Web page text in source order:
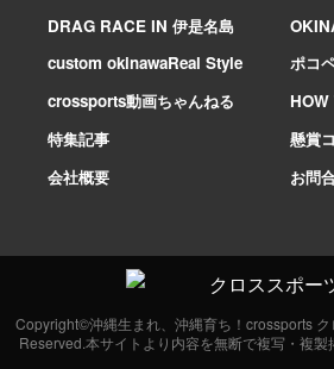
DRAG RACE IN 伊是名島
custom okinawaReal Style
ポコ
crossports動画ちゃんねる
HOW
特集記事
懸賞
会社概要
お問
Copyright©沖縄生まれ、沖縄育ち！crossports
Reserved.本サイトより内容を無断で複写・複製